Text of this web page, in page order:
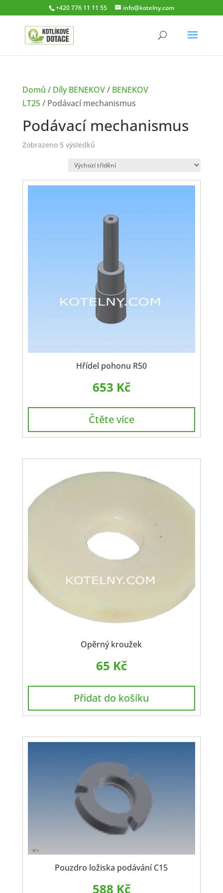
+420 776 11 11 55 info@kotelny.com
Domů / Díly BENEKOV/ BENEKOV
LT25/ Podávací mechanismus
Podávací mechanismus
Zobrazeno 5 výsledků
Hřídel pohonu R50
653 Kč
Čtěte více
Opěrný kroužek
65 Kč
Přidat do košíku
Pouzdro ložiska podávání C15
588 Kč